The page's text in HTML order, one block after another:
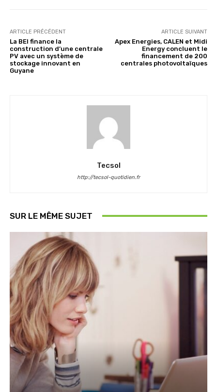
ARTICLE PRÉCÉDENT
La BEI finance la
construction d’une centrale
PV avec un système de
stockage innovant en
Guyane
ARTICLE SUIVANT
Apex Energies, CALEN et Midi
Energy concluent le
financement de 200
centrales photovoltaïques
Tecsol
http://tecsol-quotidien.fr
SUR LE MÊME SUJET